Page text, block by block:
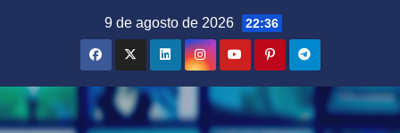
9 de agosto de 2026 22:36